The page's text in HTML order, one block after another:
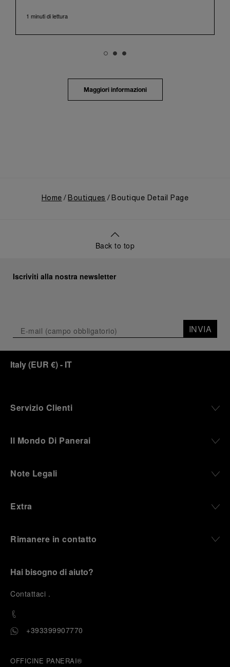
ha aperto le proprie porte al pubblico presso lo
di grande valore simbolico, con oltre un secolo di
ideale per valorizzare l'incontro tra il patrimonio
Panerai, ripercorrendone l'evoluzione dagli esordi
1 minuti di lettura
Maggiori informazioni
Home Boutiques Boutique Detail Page
Back to top
Iscriviti alla nostra newsletter
INVIA
Italy(EUR €)- IT
Servizio Clienti
Il Mondo Di Panerai
Note Legali
Extra
Rimanere in contatto
Hai bisogno di aiuto?
Contattaci .
+393399907770
OFFICINE PANERAI®